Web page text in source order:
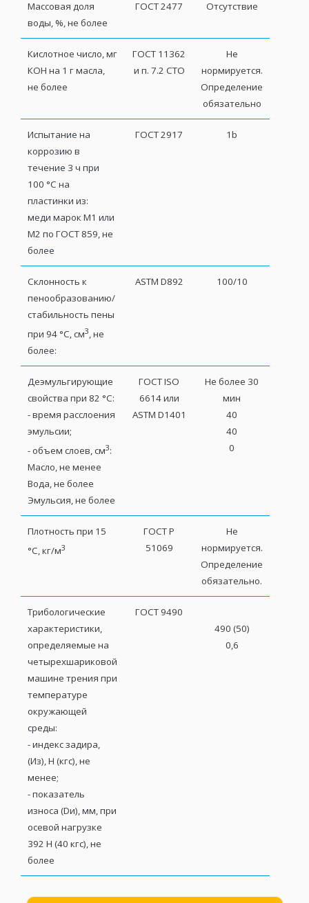
Массовая доля
воды, %, не более
ГОСТ 2477 Отсутствие
Кислотное число, мг
КОН на 1 г масла,
не более
ГОСТ 11362
и п. 7.2 СТО
Не
нормируется.
Определение
обязательно
Испытание на
коррозию в
течение 3 ч при
100 °С на
пластинки из:
меди марок М1 или
М2 по ГОСТ 859, не
более
ГОСТ 2917 1b
Склонность к
пенообразованию/
стабильность пены
при 94 °С, см3, не
более:
ASTM D892 100/10
Деэмульгирующие
свойства при 82 °С:
- время расслоения
эмульсии;
- объем слоев, см3:
Масло, не менее
Вода, не более
Эмульсия, не более
ГОСТ ISO
6614 или
ASTM D1401
Не более 30
мин
40
40
0
Плотность при 15
°С, кг/м3
ГОСТ Р
51069
Не
нормируется.
Определение
обязательно.
Трибологические
характеристики,
определяемые на
четырехшариковой
машине трения при
температуре
окружающей
среды:
- индекс задира,
(Из), Н (кгс), не
менее;
- показатель
износа (Dи), мм, при
осевой нагрузке
392 Н (40 кгс), не
более
ГОСТ 9490
490 (50)
0,6